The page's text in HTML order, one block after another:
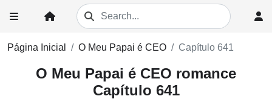
Página Inicial O Meu Papai é CEO Capítulo 641
O Meu Papai é CEO romance
Capítulo 641